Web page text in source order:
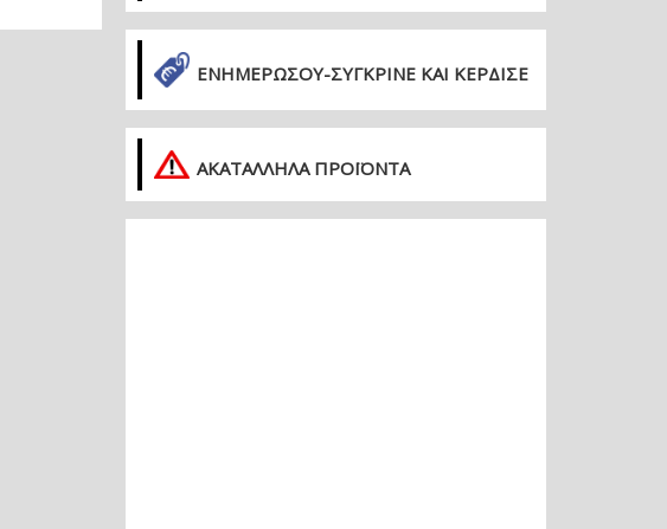
ΕΝΗΜΕΡΏΣΟΥ-ΣΎΓΚΡΙΝΕ ΚΑΙ ΚΈΡΔΙΣΕ
ΑΚΑΤΑΛΛΗΛΑ ΠΡΟΪΟΝΤΑ